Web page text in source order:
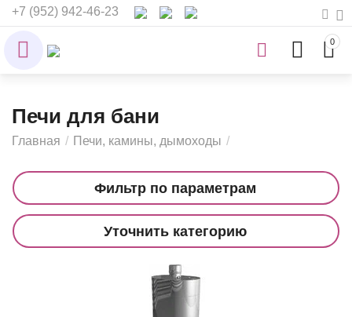
+7 (952) 942-46-23
0
Печи для бани
Главная / Печи, камины, дымоходы /
Фильтр по параметрам
Уточнить категорию